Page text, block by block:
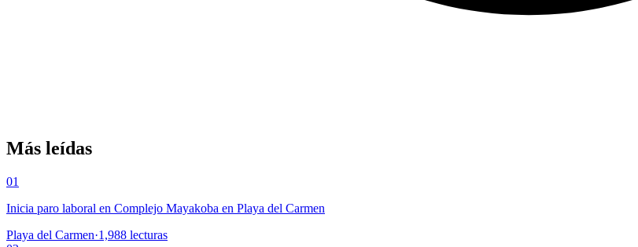
Más leídas
01
Inicia paro laboral en Complejo Mayakoba en Playa del Carmen
Playa del Carmen·1,988 lecturas